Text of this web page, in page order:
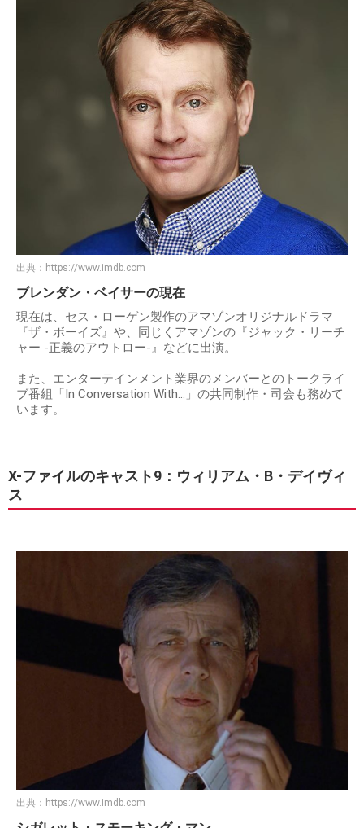
出典： https://www.imdb.com
ブレンダン・ベイサーの現在
現在は、セス・ローゲン製作のアマゾンオリジナルドラマ
『ザ・ボーイズ』や、同じくアマゾンの『ジャック・リーチ
ャー -正義のアウトロー-』などに出演。
また、エンターテインメント業界のメンバーとのトークライ
ブ番組「In Conversation With...」の共同制作・司会も務めて
います。
X-ファイルのキャスト9：ウィリアム・B・デイヴィ
ス
出典： https://www.imdb.com